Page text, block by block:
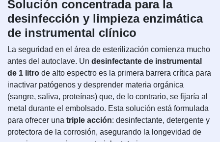
Solución concentrada para la
desinfección y limpieza enzimática
de instrumental clínico
La seguridad en el área de esterilización comienza mucho
antes del autoclave. Un desinfectante de instrumental
de 1 litro de alto espectro es la primera barrera crítica para
inactivar patógenos y desprender materia orgánica
(sangre, saliva, proteínas) que, de lo contrario, se fijaría al
metal durante el embolsado. Esta solución está formulada
para ofrecer una triple acción: desinfectante, detergente y
protectora de la corrosión, asegurando la longevidad de